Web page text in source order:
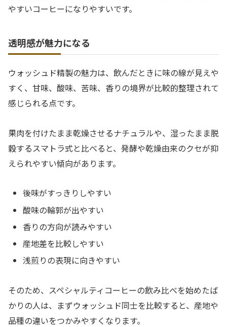
やすいコーヒーになりやすいです。
透明感が魅力になる
ウォッシュド精製の魅力は、飲んだときに味の線が見えや
すく、甘味、酸味、苦味、香りの境界が比較的整理されて
感じられる点です。
果肉を付けたまま乾燥させるナチュラルや、湿ったまま脱
穀するスマトラ式と比べると、発酵や乾燥由来のクセが抑
えられやすい傾向があります。
後味がすっきりしやすい
酸味の輪郭が出やすい
香りの方向が読みやすい
産地差を比較しやすい
浅煎りの表現に向きやすい
そのため、スペシャルティコーヒーの飲み比べを始めたば
かりの人は、まずウォッシュド同士を比較すると、産地や
品種の違いをつかみやすくなります。